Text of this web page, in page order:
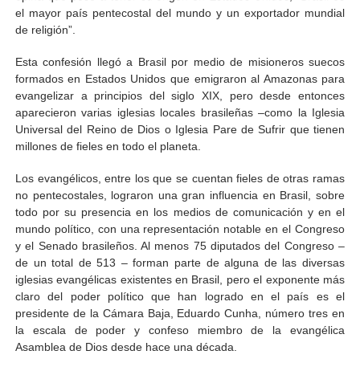
el mayor país pentecostal del mundo y un exportador mundial
de religión”.
Esta confesión llegó a Brasil por medio de misioneros suecos
formados en Estados Unidos que emigraron al Amazonas para
evangelizar a principios del siglo XIX, pero desde entonces
aparecieron varias iglesias locales brasileñas –como la Iglesia
Universal del Reino de Dios o Iglesia Pare de Sufrir que tienen
millones de fieles en todo el planeta.
Los evangélicos, entre los que se cuentan fieles de otras ramas
no pentecostales, lograron una gran influencia en Brasil, sobre
todo por su presencia en los medios de comunicación y en el
mundo político, con una representación notable en el Congreso
y el Senado brasileños. Al menos 75 diputados del Congreso –
de un total de 513 – forman parte de alguna de las diversas
iglesias evangélicas existentes en Brasil, pero el exponente más
claro del poder político que han logrado en el país es el
presidente de la Cámara Baja, Eduardo Cunha, número tres en
la escala de poder y confeso miembro de la evangélica
Asamblea de Dios desde hace una década.